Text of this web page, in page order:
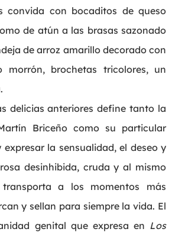
convida con bocaditos de queso
de atún a las brasas sazonado
de arroz amarillo decorado con
morrón, brochetas tricolores, un
delicias anteriores define tanto la
Briceño como su particular
la sensualidad, el deseo y
desinhibida, cruda y al mismo
a los momentos más
y sellan para siempre la vida. El
genital que expresa en Los